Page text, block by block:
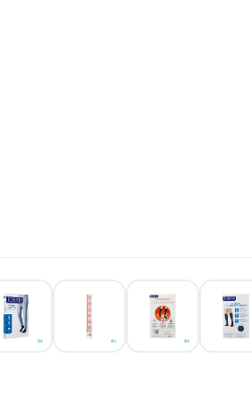
image
View larger imageView larger image
View larger